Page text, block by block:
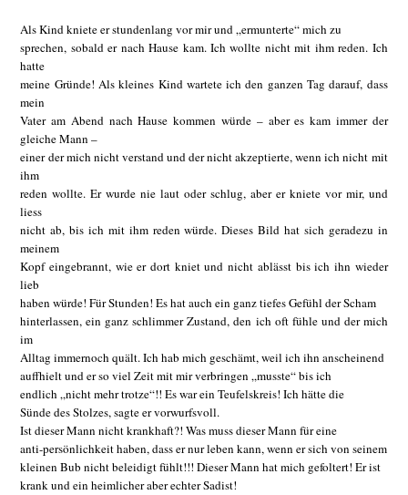
Als Kind kniete er stundenlang vor mir und „ermunterte“ mich zu
sprechen, sobald er nach Hause kam. Ich wollte nicht mit ihm reden. Ich
hatte
meine Gründe! Als kleines Kind wartete ich den ganzen Tag darauf, dass
mein
Vater am Abend nach Hause kommen würde – aber es kam immer der
gleiche Mann –
einer der mich nicht verstand und der nicht akzeptierte, wenn ich nicht mit
ihm
reden wollte. Er wurde nie laut oder schlug, aber er kniete vor mir, und
liess
nicht ab, bis ich mit ihm reden würde. Dieses Bild hat sich geradezu in
meinem
Kopf eingebrannt, wie er dort kniet und nicht ablässt bis ich ihn wieder
lieb
haben würde! Für Stunden! Es hat auch ein ganz tiefes Gefühl der Scham
hinterlassen, ein ganz schlimmer Zustand, den ich oft fühle und der mich
im
Alltag immernoch quält. Ich hab mich geschämt, weil ich ihn anscheinend
auffhielt und er so viel Zeit mit mir verbringen „musste“ bis ich
endlich „nicht mehr trotze“!! Es war ein Teufelskreis! Ich hätte die
Sünde des Stolzes, sagte er vorwurfsvoll.
Ist dieser Mann nicht krankhaft?! Was muss dieser Mann für eine
anti-persönlichkeit haben, dass er nur leben kann, wenn er sich von seinem
kleinen Bub nicht beleidigt fühlt!!! Dieser Mann hat mich gefoltert! Er ist
krank und ein heimlicher aber echter Sadist!